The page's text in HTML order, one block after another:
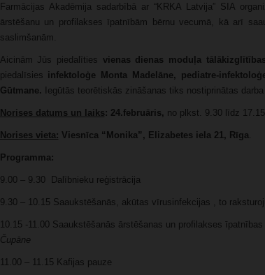
Farmācijas Akadēmija sadarbībā ar “KRKA Latvija” SIA
ārstēšanu un profilakses īpatnībām bērnu vecumā, kā arī
saslimšanām.
Aicinām Jūs piedalīties vienas dienas moduļa
piedalīsies infektoloģe Monta Madelāne, pediatre-
Gūtmane.
Iegūtās teorētiskās zināšanas tiks nostiprinātas
Norises datums un laiks: 24.februāris, no plkst. 9.30 līdz
Norises vieta: Viesnīca “Monika”, Elizabetes iela 21, Rīga
Programma:
9.00 – 9.30 Dalībnieku reģistrācija
9.30 – 10.15 Saaukstēšanās, akūtas vīrusinfekcijas , to
10.15 -11.00 Saaukstēšanās ārstēšanas un profilakses
Čupāne
11.00 – 11.15 Kafijas pauze